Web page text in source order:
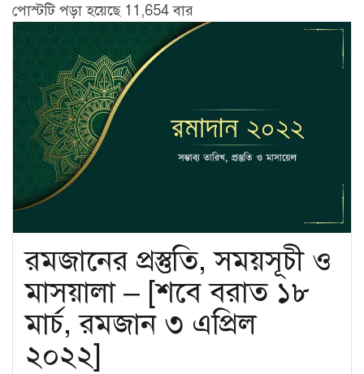
পোস্টটি পড়া হয়েছে 11,654 বার
রমজানের প্রস্তুতি, সময়সূচী ও
মাসয়ালা – [শবে বরাত ১৮
মার্চ, রমজান ৩ এপ্রিল
২০২২]